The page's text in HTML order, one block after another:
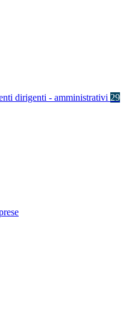
dirigenti - amministrativi 29